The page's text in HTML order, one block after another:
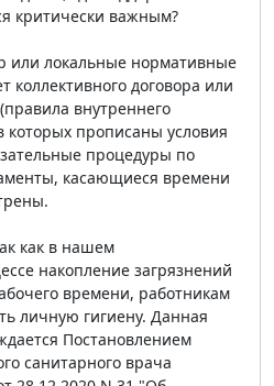
критически важным?
или локальные нормативные
коллективного договора или
внутреннего
которых прописаны условия
процедуры по
касающиеся времени
как в нашем
накопление загрязнений
времени, работникам
личную гигиену. Данная
Постановлением
санитарного врача